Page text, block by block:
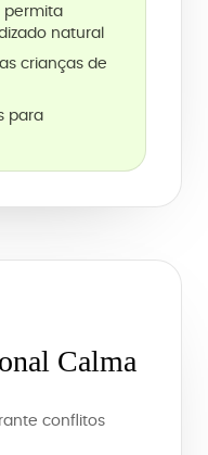
permita
natural
crianças de
para
Calma
conflitos